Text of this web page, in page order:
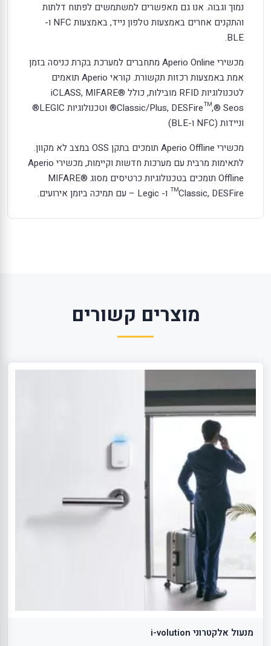
נמוך וגבוה. אנו גם מאפשרים למשתמשים לפתוח דלתות
והתקנים אחרים באמצעות טלפון נייד, באמצעות NFC ו-
BLE.
מכשירי Aperio Online מתחברים למערכת בקרת כניסה בזמן
אמת באמצעות רכזות תקשורת. קוראי Aperio תואמים
לטכנולוגיות RFID מובילות, כולל iCLASS, MIFARE®
Classic/Plus, DESFire™,® Seos® וטכנולוגיות LEGIC®
וניידות (NFC ו-BLE)
מכשירי Aperio Offline תומכים בתקן OSS במצב לא מקוון.
לתאימות מרבית עם מערכות חדשות וקיימות, מכשירי Aperio
Offline תומכים בטכנולוגיות כרטיסים מסוג MIFARE®
Classic, DESFire™ ו- Legic – עם תמיכה ביומן אירועים.
מוצרים קשורים
מנעול אלקטרוני i-volution